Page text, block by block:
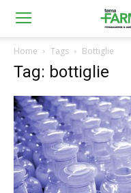
Home Tags Bottiglie
Tag: bottiglie